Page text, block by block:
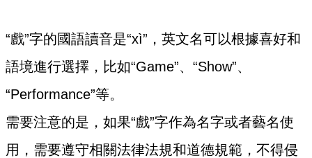
“戲”字的國語讀音是“xì”，英文名可以根據喜好和
語境進行選擇，比如“Game”、“Show”、
“Performance”等。
需要注意的是，如果“戲”字作為名字或者藝名使
用，需要遵守相關法律法規和道德規範，不得侵